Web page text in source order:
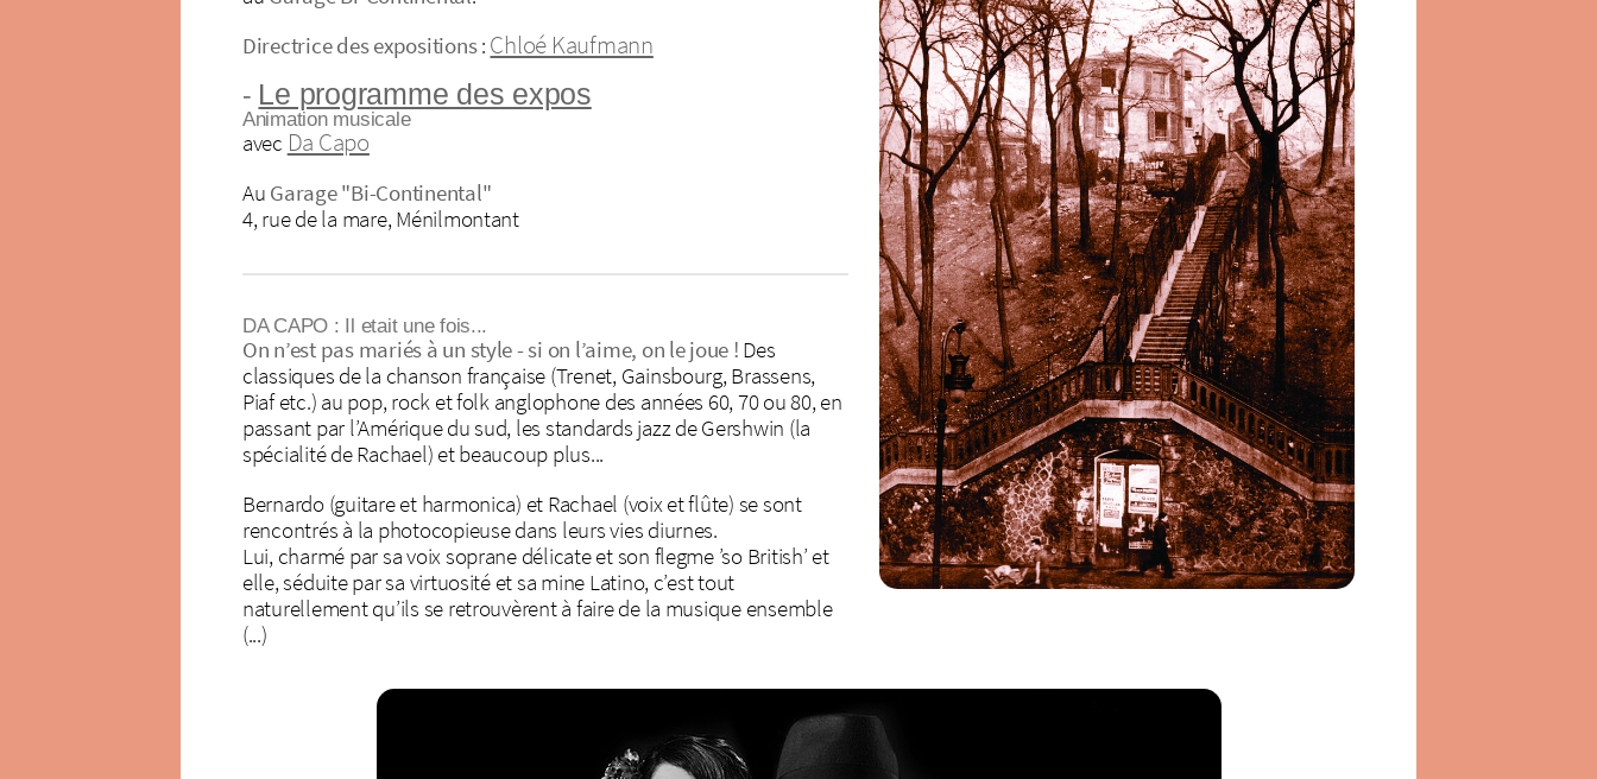
Directrice des expositions: Chloé Kaufmann
- Le programme des expos
Animation musicale
avec Da Capo
Au Garage "Bi-Continental"
4, rue de la mare, Ménilmontant
DA CAPO : Il etait une fois...
On n’est pas mariés à un style - si on l’aime, on le joue ! Des
classiques de la chanson française (Trenet, Gainsbourg, Brassens,
Piaf etc.) au pop, rock et folk anglophone des années 60, 70 ou 80, en
passant par l’Amérique du sud, les standards jazz de Gershwin (la
spécialité de Rachael) et beaucoup plus...
Bernardo (guitare et harmonica) et Rachael (voix et flûte) se sont
rencontrés à la photocopieuse dans leurs vies diurnes.
Lui, charmé par sa voix soprane délicate et son flegme ’so British’ et
elle, séduite par sa virtuosité et sa mine Latino, c’est tout
naturellement qu’ils se retrouvèrent à faire de la musique ensemble
(...)